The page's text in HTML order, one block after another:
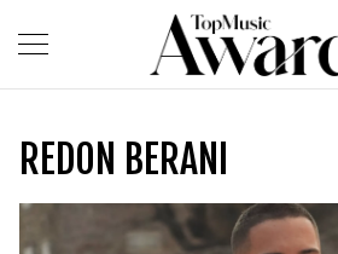
REDON BERANI